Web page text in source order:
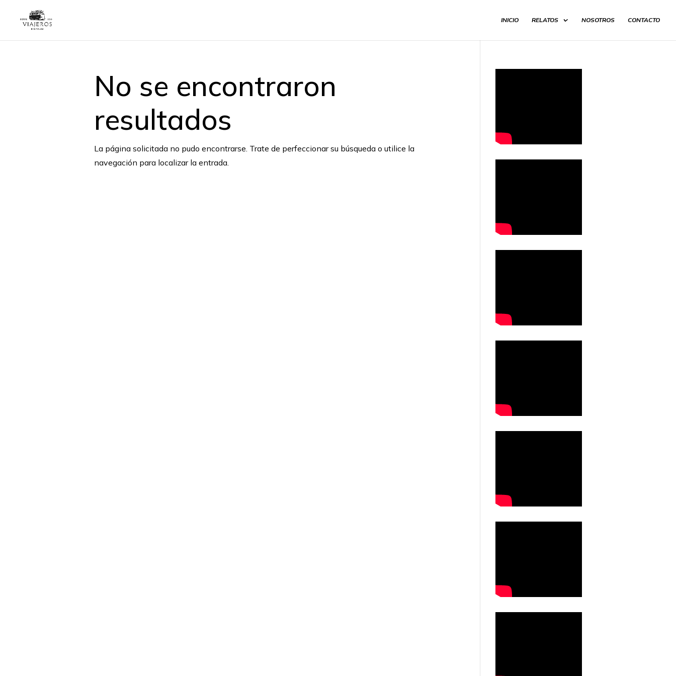
INICIO RELATOS NOSOTROS CONTACTO
No se encontraron
resultados
La página solicitada no pudo encontrarse. Trate de perfeccionar su búsqueda o utilice la
navegación para localizar la entrada.